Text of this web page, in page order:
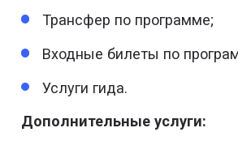
Трансфер по программе;
Входные билеты по
Услуги гида.
Дополнительные услуги: